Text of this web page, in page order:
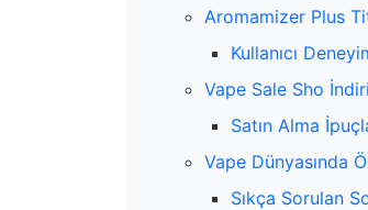
Aromamizer Plus
Kullanıcı
Vape Sale Sho
Satın Alma
Vape Dünyasında
Sıkça Sorulan